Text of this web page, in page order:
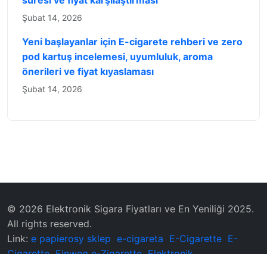
Şubat 14, 2026
Yeni başlayanlar için E-cigarete rehberi ve zero
pod kartuş incelemesi, uyumluluk, aroma
önerileri ve fiyat kıyaslaması
Şubat 14, 2026
© 2026 Elektronik Sigara Fiyatları ve En Yeniliği 2025.
All rights reserved.
Link: e papierosy sklep e-cigareta E-Cigarette E-